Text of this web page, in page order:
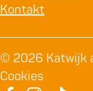
Kontakt
© 2026 Katwijk
Cookies